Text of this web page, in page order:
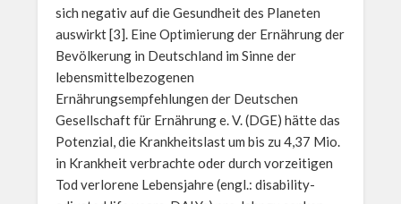
sich negativ auf die Gesundheit des Planeten
auswirkt [3]. Eine Optimierung der Ernährung der
Bevölkerung in Deutschland im Sinne der
lebensmittelbezogenen
Ernährungsempfehlungen der Deutschen
Gesellschaft für Ernährung e. V. (DGE) hätte das
Potenzial, die Krankheitslast um bis zu 4,37 Mio.
in Krankheit verbrachte oder durch vorzeitigen
Tod verlorene Lebensjahre (engl.: disability-